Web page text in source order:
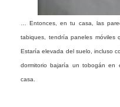
… Entonces, en tu casa, las
tabiques, tendría paneles móviles
Estaría elevada del suelo, incluso
dormitorio bajaría un tobogán en
casa.